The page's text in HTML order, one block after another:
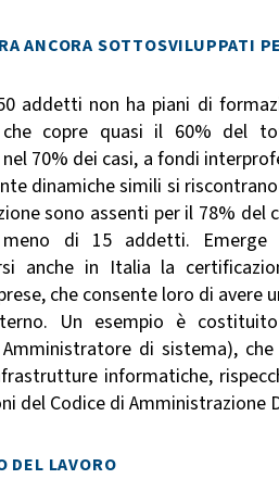
ANCORA SOTTOSVILUPPATI
addetti non ha piani di
che copre quasi il 60% del
70% dei casi, a fondi
dinamiche simili si
sono assenti per il 78% del
di 15 addetti. Emerge
anche in Italia la
che consente loro di
Un esempio è
di sistema),
informatiche,
del Codice di Amministrazione
DEL LAVORO